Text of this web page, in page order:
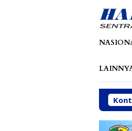
Arpan Sahar Prioritaskan